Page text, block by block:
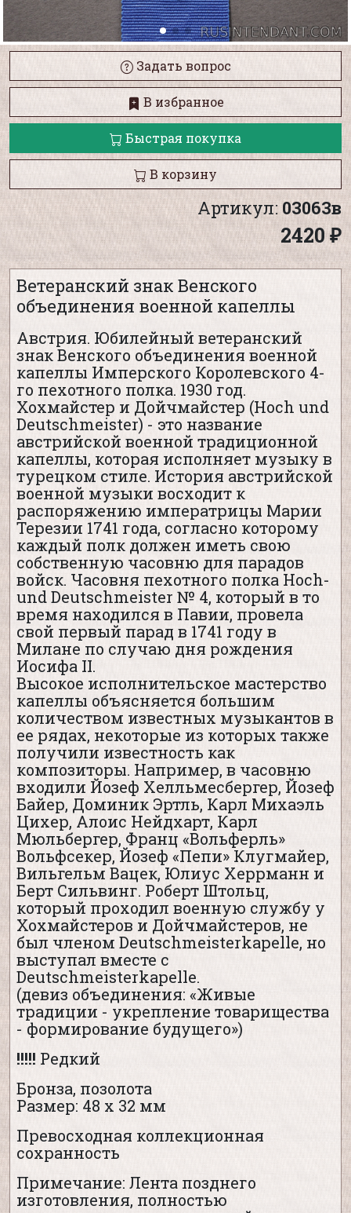
Задать вопрос
В избранное
Быстрая покупка
В корзину
Артикул:03063в
2420 ₽
Ветеранский знак Венского
объединения военной капеллы
Австрия. Юбилейный ветеранский
знак Венского объединения военной
капеллы Имперского Королевского 4-
го пехотного полка. 1930 год.
Хохмайстер и Дойчмайстер (Hoch und
Deutschmeister) - это название
австрийской военной традиционной
капеллы, которая исполняет музыку в
турецком стиле. История австрийской
военной музыки восходит к
распоряжению императрицы Марии
Терезии 1741 года, согласно которому
каждый полк должен иметь свою
собственную часовню для парадов
войск. Часовня пехотного полка Hoch-
und Deutschmeister № 4, который в то
время находился в Павии, провела
свой первый парад в 1741 году в
Милане по случаю дня рождения
Иосифа II.
Высокое исполнительское мастерство
капеллы объясняется большим
количеством известных музыкантов в
ее рядах, некоторые из которых также
получили известность как
композиторы. Например, в часовню
входили Йозеф Хелльмесбергер, Йозеф
Байер, Доминик Эртль, Карл Михаэль
Цихер, Алоис Нейдхарт, Карл
Мюльбергер, Франц «Вольферль»
Вольфсекер, Йозеф «Пепи» Клугмайер,
Вильгельм Вацек, Юлиус Херрманн и
Берт Сильвинг. Роберт Штольц,
который проходил военную службу у
Хохмайстеров и Дойчмайстеров, не
был членом Deutschmeisterkapelle, но
выступал вместе с
Deutschmeisterkapelle.
(девиз объединения: «Живые
традиции - укрепление товарищества
- формирование будущего»)
!!!!! Редкий
Бронза, позолота
Размер: 48 х 32 мм
Превосходная коллекционная
сохранность
Примечание: Лента позднего
изготовления, полностью